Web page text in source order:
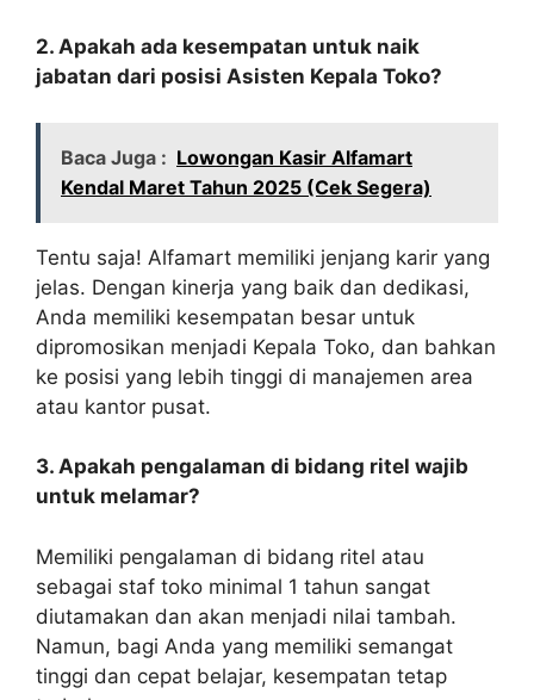
2. Apakah ada kesempatan untuk naik
jabatan dari posisi Asisten Kepala Toko?
Baca Juga : Lowongan Kasir Alfamart
Kendal Maret Tahun 2025 (Cek Segera)
Tentu saja! Alfamart memiliki jenjang karir yang
jelas. Dengan kinerja yang baik dan dedikasi,
Anda memiliki kesempatan besar untuk
dipromosikan menjadi Kepala Toko, dan bahkan
ke posisi yang lebih tinggi di manajemen area
atau kantor pusat.
3. Apakah pengalaman di bidang ritel wajib
untuk melamar?
Memiliki pengalaman di bidang ritel atau
sebagai staf toko minimal 1 tahun sangat
diutamakan dan akan menjadi nilai tambah.
Namun, bagi Anda yang memiliki semangat
tinggi dan cepat belajar, kesempatan tetap